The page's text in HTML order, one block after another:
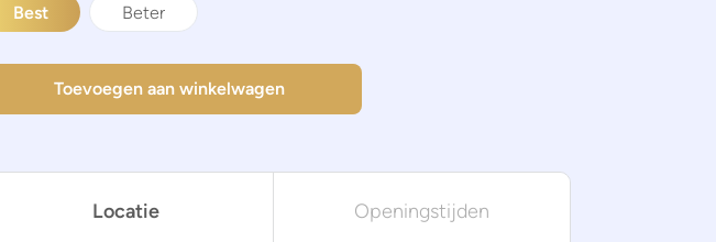
Best Beter
Toevoegen aan winkelwagen
Locatie Openingstijden